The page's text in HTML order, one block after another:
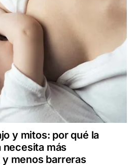
y mitos: por qué la
necesita más
menos barreras